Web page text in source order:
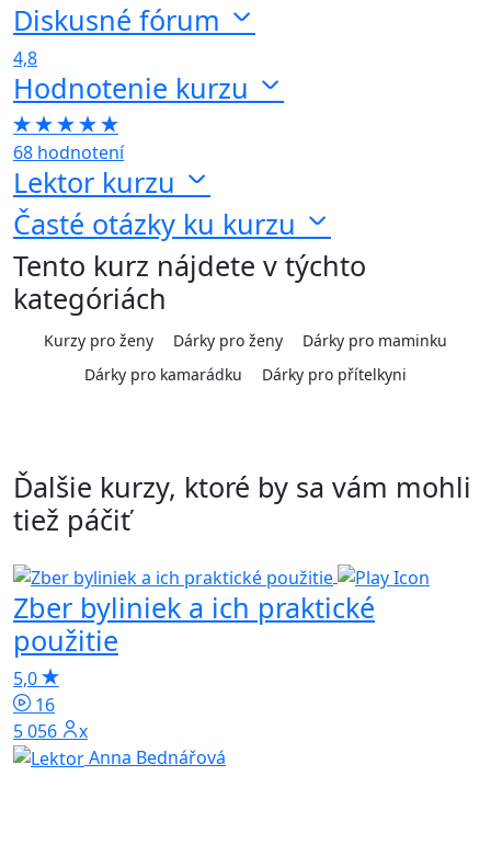
Diskusné fórum
4,8
Hodnotenie kurzu
68 hodnotení
Lektor kurzu
Časté otázky ku kurzu
Tento kurz nájdete v týchto
kategóriách
Kurzy pro ženy Dárky pro ženy
Dárky pro maminku
Dárky pro kamarádku
Dárky pro přítelkyni
Ďalšie kurzy, ktoré by sa vám mohli
tiež páčiť
Zber byliniek a ich praktické
použitie
5,0
16
5 056x
Anna Bednářová